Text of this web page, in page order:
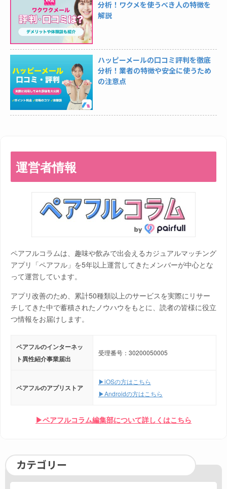
分析！ワクメを使うべき人の特徴を
解説
ハッピーメールの口コミ評判を徹底
分析！業者の特徴や安全に使うため
の注意点
運営者情報
ペアフルコラムは、趣味や飲みで出会えるカジュアルマッチング
アプリ「ペアフル」を5年以上運営してきたメンバーが中心とな
って運営しています。
アプリ改善のため、累計50種類以上のサービスを実際にリサー
チしてきた中で蓄積されたノウハウをもとに、読者の皆様に役立
つ情報をお届けします。
ペアフルのインターネッ
ト異性紹介事業届出
受理番号：30200050005
ペアフルのアプリストア
▶iOSの方はこちら
▶Androidの方はこちら
▶ペアフルコラム編集部について詳しくはこちら
カテゴリー